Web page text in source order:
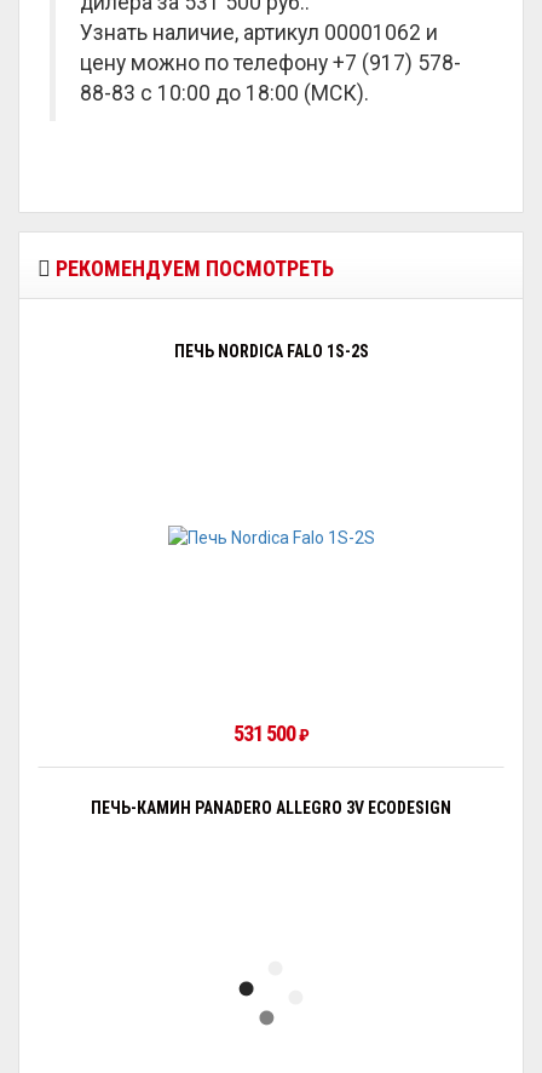
Узнать наличие, артикул 00001062 и
цену можно по телефону +7 (917) 578-
88-83 с 10:00 до 18:00 (МСК).
РЕКОМЕНДУЕМ ПОСМОТРЕТЬ
ПЕЧЬ NORDICA FALO 1S-2S
531 500₽
ПЕЧЬ-КАМИН PANADERO ALLEGRO 3V ECODESIGN